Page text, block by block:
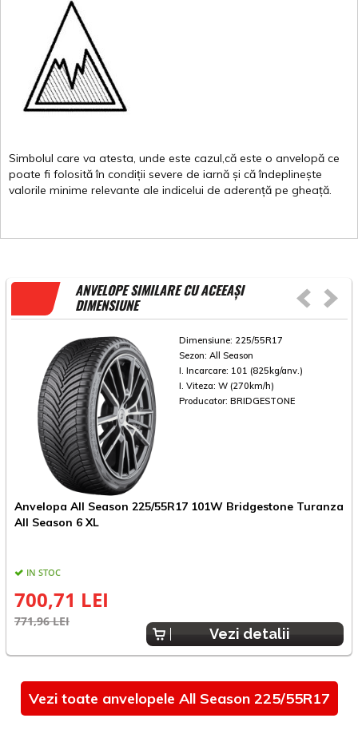
Simbolul care va atesta, unde este cazul,că este o anvelopă ce
poate fi folosită în condiții severe de iarnă și că îndeplinește
valorile minime relevante ale indicelui de aderență pe gheață.
ANVELOPE SIMILARE CU ACEEAȘI
DIMENSIUNE
Dimensiune: 225/55R17
Sezon: All Season
I. Incarcare: 101 (825kg/anv.)
I. Viteza: W (270km/h)
Producator: BRIDGESTONE
Anvelopa All Season 225/55R17 101W Bridgestone Turanza
All Season 6 XL
IN STOC
700,71 LEI
771,96 LEI
Vezi detalii
Vezi toate anvelopele All Season 225/55R17